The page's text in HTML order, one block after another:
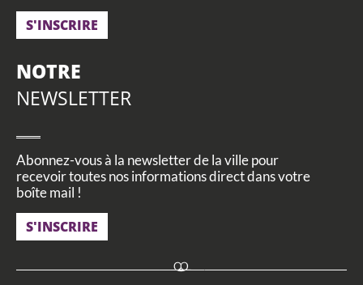
S'INSCRIRE
NOTRE
NEWSLETTER
Abonnez-vous à la newsletter de la ville pour
recevoir toutes nos informations direct dans votre
boîte mail !
S'INSCRIRE